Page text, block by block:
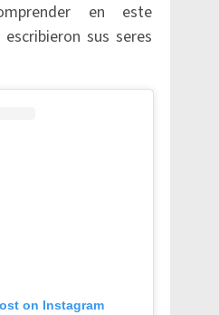
en este
sus seres
on Instagram